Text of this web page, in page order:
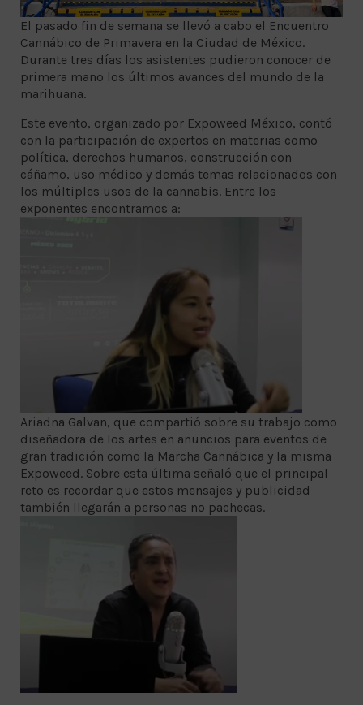
El pasado fin de semana se llevó a cabo el Encuentro
Cannábico de Primavera en la Ciudad de México.
Durante tres días los asistentes pudieron conocer de
primera mano los últimos avances del mundo de la
marihuana.
Este evento, organizado por Expoweed México, contó
con la participación de expertos en materias como
política, derechos humanos, construcción con
cáñamo, uso médico y demás temas relacionados con
los múltiples usos de la cannabis. Entre los
exponentes encontramos a:
Ariadna Galvan, que compartió sobre su trabajo como
diseñadora de los artes en anuncios para eventos de
gran tradición como la Marcha Cannábica y la misma
Expoweed. Sobre esta última señaló que el principal
reto es recordar que estos mensajes y publicidad
también llegarán a personas no pachecas.